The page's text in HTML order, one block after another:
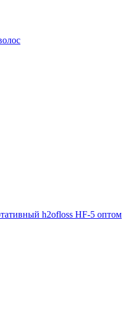
h2ofloss HF-5 оптом